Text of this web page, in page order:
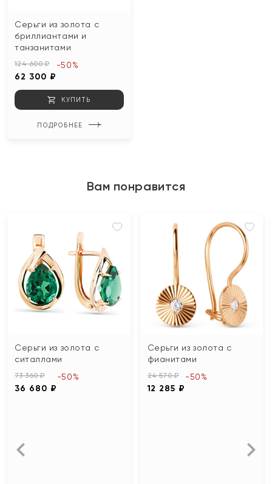
Серьги из золота с
бриллиантами и
танзанитами
124 600 ₽
62 300 ₽
-50%
КУПИТЬ
ПОДРОБНЕЕ
Вам понравится
Серьги из золота с
ситаллами
73 360 ₽
36 680 ₽
-50%
Серьги из золота с
фианитами
24 570 ₽
12 285 ₽
-50%